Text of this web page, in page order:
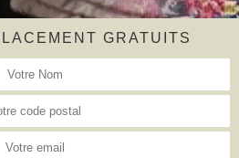
GRATUITS